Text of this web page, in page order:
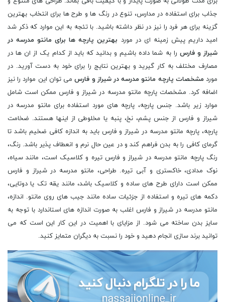
جذاب برای استفاده در مدارس، تنوع در رنگ ها و طرح ها برای انتخاب بهترین
گزینه برای هر فرد را نیز در نظر داشته باشید. با تئجه به این موارد که ذکر شد
امید داریم پیش زمینه ای در مورد بهترین پارچه ها برای مانتو مدرسه در
شیراز و فارس را به شما داده باشیم و بدانید که باید از کدام یک از ان ها در
مصارف مختلف به کار گیرید و بهترین نتایج را برای خود به دست آورید. در
مورد مشخصات پارچه مانتو مدرسه در شیراز و فارس می توان این موارد را نیز
اضافه کرد. مشخصات پارچه مانتو مدرسه در شیراز و فارس ممکن است شامل
موارد زیر باشد. جنس پارچه، پارچه های مورد استفاده برای مانتو مدرسه در
شیراز و فارس از جنس پشم، نخ، پنبه یا مخلوطی از اینها هستند. ضخامت
پارچه، پارچه مانتو مدرسه در شیراز و فارس باید به اندازه کافی ضخیم باشد تا
گرمای کافی را به بدن فراهم کند و در عین حال نرم و انعطاف پذیر باشد. رنگ،
رنگ پارچه مانتو مدرسه در شیراز و فارس تیره و کلاسیک است، مانند سیاه،
نوک مدادی، خاکستری و آبی تیره. طراحی، مانتو مدرسه در شیراز و فارس
ممکن است دارای طرح های ساده و کلاسیک باشد، مانند یقه تک یا دوتایی،
دکمه های تیره و استفاده از جزئیات ساده مانند جیب های روی مانتو. اندازه،
مانتو مدرسه در شیراز و فارس اغلب به صورت اندازه های استاندارد با توجه به
سایز بدن ساخته می شود. از مزایای با اهمیت در این کار این است که می
توانید برند سازی انجام دهید و خود را نسبت به دیگران متمایز کنید.